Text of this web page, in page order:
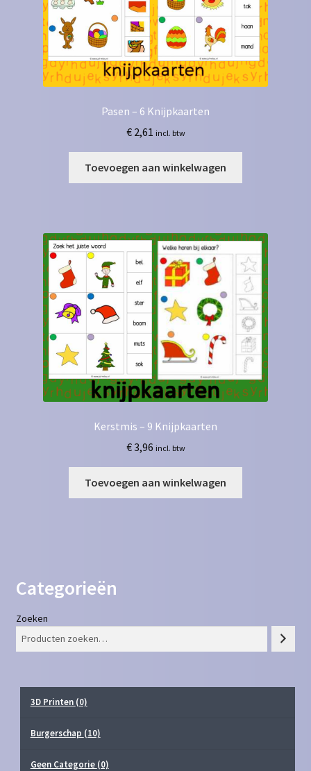
Pasen – 6 Knijpkaarten
€2,61 incl. btw
Toevoegen aan winkelwagen
Kerstmis – 9 Knijpkaarten
€3,96 incl. btw
Toevoegen aan winkelwagen
Categorieën
Zoeken
3D Printen (0)
Burgerschap (10)
Geen Categorie (0)